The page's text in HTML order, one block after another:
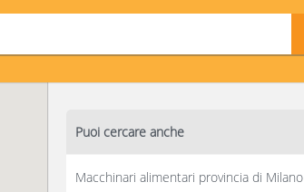
Puoi cercare anche
Macchinari alimentari provincia di Milano